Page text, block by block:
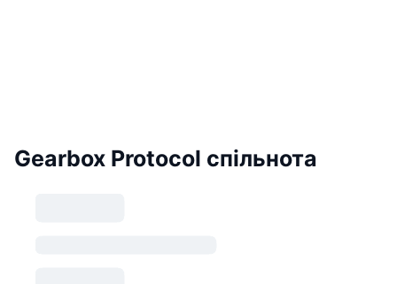
Gearbox Protocol спільнота